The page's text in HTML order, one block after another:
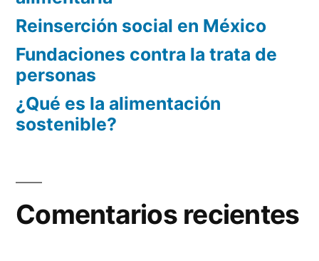
Reinserción social en México
Fundaciones contra la trata de
personas
¿Qué es la alimentación
sostenible?
Comentarios recientes